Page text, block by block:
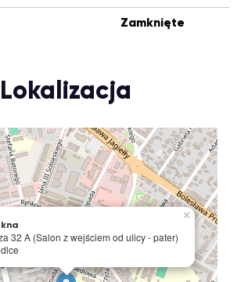
Zamknięte
Lokalizacja
32 A (Salon z wejściem od ulicy - pater)
×